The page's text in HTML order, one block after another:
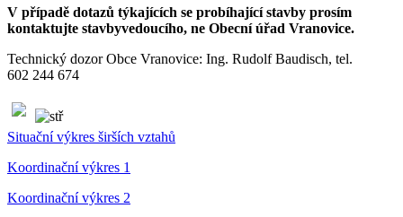
V případě dotazů týkajících se probíhající stavby prosím
kontaktujte stavbyvedoucího, ne Obecní úřad Vranovice.
Technický dozor Obce Vranovice: Ing. Rudolf Baudisch, tel.
602 244 674
Situační výkres širších vztahů
Koordinační výkres 1
Koordinační výkres 2